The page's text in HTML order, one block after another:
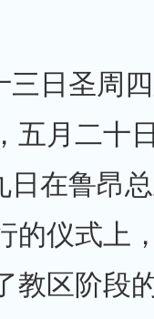
三日圣周
五月二十
日在鲁昂
的仪式上
教区阶段